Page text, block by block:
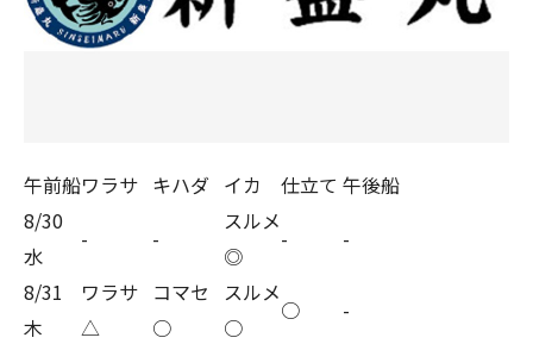
午前船ワラサ キハダ イカ 仕立て 午後船
8/30
水
- -
スルメ
◎
-
-
8/31
木
ワラサ
△
コマセ
○
スルメ
○
○ -